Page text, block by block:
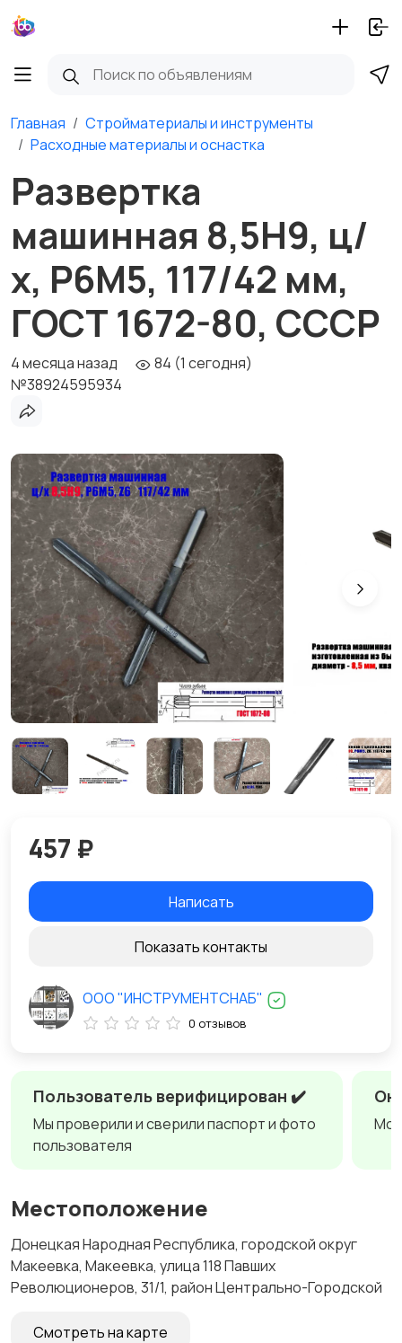
Главная
Стройматериалы и инструменты
Расходные материалы и оснастка
Развертка
машинная 8,5Н9, ц/
х, Р6М5, 117/42 мм,
ГОСТ 1672-80, СССР
4 месяца назад
84 (1 сегодня)
№38924595934
Пользователь верифицирован ✔️
Мы проверили и сверили паспорт и фото
пользователя
Местоположение
Донецкая Народная Республика, городской округ
Макеевка, Макеевка, улица 118 Павших
Революционеров, 31/1, район Центрально-Городской
Смотреть на карте
457 ₽
Написать
Показать контакты
ООО "ИНСТРУМЕНТСНАБ"
0 отзывов